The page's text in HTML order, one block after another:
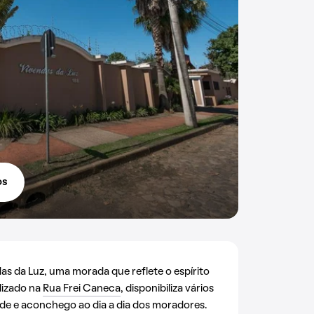
da Luz, uma morada que reflete o espírito
na Rua Frei Caneca, disponibiliza vários
e aconchego ao dia a dia dos moradores.